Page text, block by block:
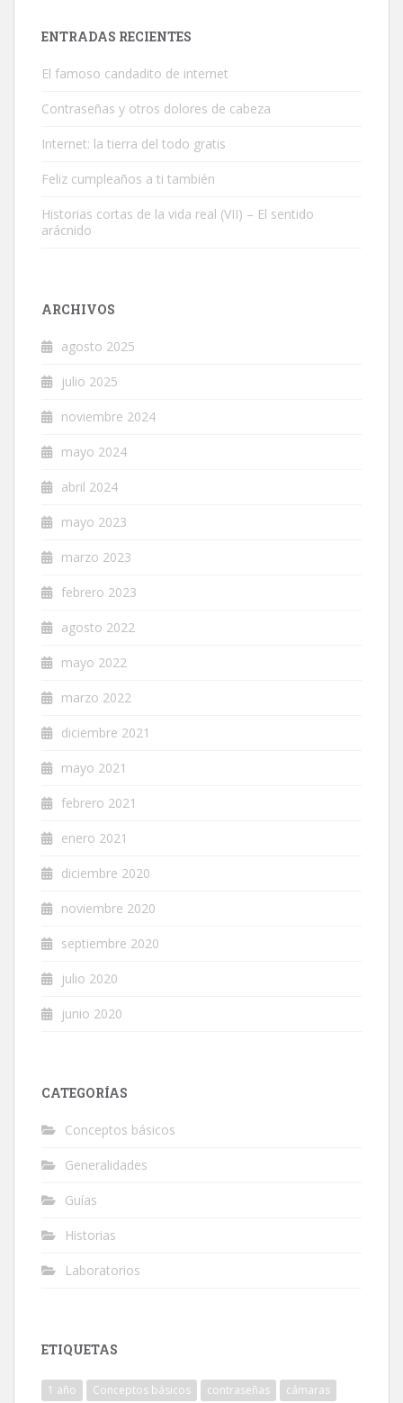
ENTRADAS RECIENTES
El famoso candadito de internet
Contraseñas y otros dolores de cabeza
Internet: la tierra del todo gratis
Feliz cumpleaños a ti también
Historias cortas de la vida real (VII) – El sentido
arácnido
ARCHIVOS
agosto 2025
julio 2025
noviembre 2024
mayo 2024
abril 2024
mayo 2023
marzo 2023
febrero 2023
agosto 2022
mayo 2022
marzo 2022
diciembre 2021
mayo 2021
febrero 2021
enero 2021
diciembre 2020
noviembre 2020
septiembre 2020
julio 2020
junio 2020
CATEGORÍAS
Conceptos básicos
Generalidades
Guías
Historias
Laboratorios
ETIQUETAS
1 año Conceptos básicos contraseñas cámaras